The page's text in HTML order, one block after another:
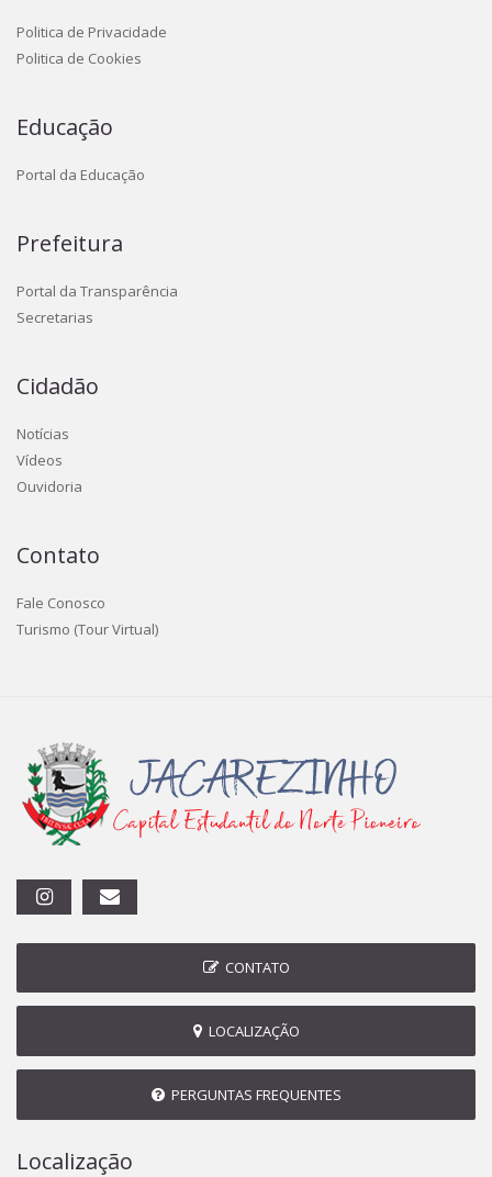
Politica de Privacidade
Politica de Cookies
Educação
Portal da Educação
Prefeitura
Portal da Transparência
Secretarias
Cidadão
Notícias
Vídeos
Ouvidoria
Contato
Fale Conosco
Turismo (Tour Virtual)
CONTATO
LOCALIZAÇÃO
PERGUNTAS FREQUENTES
Localização